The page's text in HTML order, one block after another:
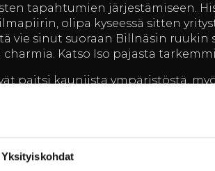
Yksityiskohdat
tapahtumien järjestämiseen.
olipa kyseessä sitten
sinut suoraan Billnäsin ruukin
Katso Iso pajasta
paitsi kauniista ympäristöstä,
niin intiimeihin
ja panostamme vahvasti
henkilökunta auttaa
ylittää odotuksesi.